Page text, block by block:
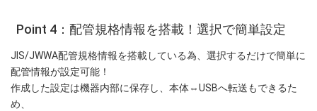
Point 4：配管規格情報を搭載！選択で簡単設定
JIS/JWWA配管規格情報を搭載している為、選択するだけで簡単に
配管情報が設定可能！
作成した設定は機器内部に保存し、本体⇔USBへ転送もできるた
め、